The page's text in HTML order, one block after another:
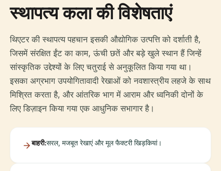
स्थापत्य कला की विशेषताएं
थिएटर की स्थापत्य पहचान इसकी औद्योगिक उत्पत्ति को दर्शाती है,
जिसमें संरक्षित ईंट का काम, ऊंची छतें और बड़े खुले स्थान हैं जिन्हें
सांस्कृतिक उद्देश्यों के लिए चतुराई से अनुकूलित किया गया था।
इसका अग्रभाग उपयोगितावादी रेखाओं को नवशास्त्रीय लहजे के साथ
मिश्रित करता है, और आंतरिक भाग में आराम और ध्वनिकी दोनों के
लिए डिज़ाइन किया गया एक आधुनिक सभागार है।
बाहरी:सरल, मजबूत रेखाएं और मूल फैक्टरी खिड़कियां।